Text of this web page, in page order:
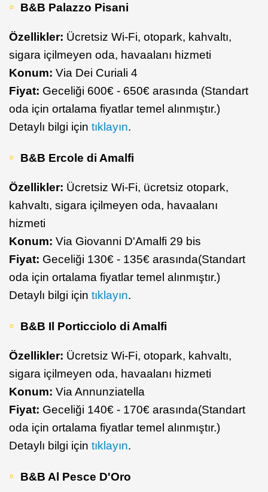
B&B Palazzo Pisani
Özellikler: Ücretsiz Wi-Fi, otopark, kahvaltı,
sigara içilmeyen oda, havaalanı hizmeti
Konum: Via Dei Curiali 4
Fiyat: Geceliği 600€ - 650€ arasında (Standart
oda için ortalama fiyatlar temel alınmıştır.)
Detaylı bilgi için tıklayın.
B&B Ercole di Amalfi
Özellikler: Ücretsiz Wi-Fi, ücretsiz otopark,
kahvaltı, sigara içilmeyen oda, havaalanı
hizmeti
Konum: Via Giovanni D'Amalfi 29 bis
Fiyat: Geceliği 130€ - 135€ arasında(Standart
oda için ortalama fiyatlar temel alınmıştır.)
Detaylı bilgi için tıklayın.
B&B Il Porticciolo di Amalfi
Özellikler: Ücretsiz Wi-Fi, otopark, kahvaltı,
sigara içilmeyen oda, havaalanı hizmeti
Konum: Via Annunziatella
Fiyat: Geceliği 140€ - 170€ arasında(Standart
oda için ortalama fiyatlar temel alınmıştır.)
Detaylı bilgi için tıklayın.
B&B Al Pesce D'Oro